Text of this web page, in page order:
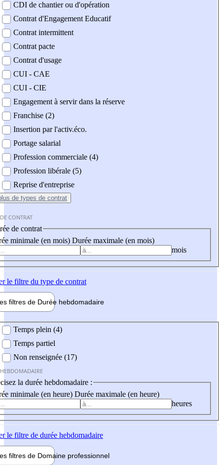
CDI de chantier ou d'opération
Contrat d'Engagement Educatif
Contrat intermittent
Contrat pacte
Contrat d'usage
CUI - CAE
CUI - CIE
Engagement à servir dans la réserve
Franchise (2)
Insertion par l'activ.éco.
Portage salarial
Profession commerciale (4)
Profession libérale (5)
Reprise d'entreprise
de types de contrat
CONTRAT
de contrat
minimale (en mois) Durée maximale (en mois)
mois
le filtre du type de contrat
filtres de Durée hebdomadaire
Temps plein (4)
Temps partiel
Non renseignée (17)
la durée hebdomadaire :
minimale (en heure) Durée maximale (en heure)
heures
le filtre de durée hebdomadaire
filtres de Domaine professionnel